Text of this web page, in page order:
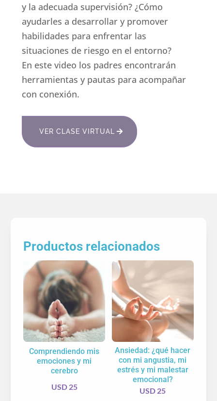
y la adecuada supervisión? ¿Cómo
ayudarles a desarrollar y promover
habilidades para enfrentar las
situaciones de riesgo en el entorno?
En este video los padres encontrarán
herramientas y pautas para acompañar
con conexión.
VER CLASE VIRTUAL
Productos relacionados
Comprendiendo mis
emociones y mi
cerebro
USD25
Ansiedad: ¿qué hacer
con mi angustia, mi
estrés y mi malestar
emocional?
USD 25